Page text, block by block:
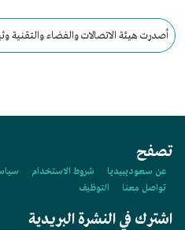
أصدرت هيئة الاتصالات والفضاء
تصفح
عن سعوديبيديا شروط الاستخدام
تواصل معنا
التوظيف
اشترك في النشرة البريدية